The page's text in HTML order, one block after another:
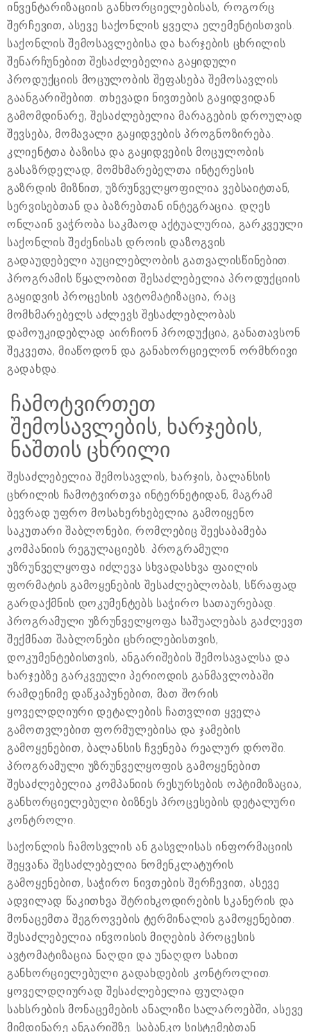
ინვენტარიზაციის განხორციელებისას, როგორც
შერჩევით, ასევე საქონლის ყველა ელემენტისთვის.
საქონლის შემოსავლებისა და ხარჯების ცხრილის
შენარჩუნებით შესაძლებელია გაყიდული
პროდუქციის მოცულობის შეფასება შემოსავლის
გაანგარიშებით. თხევადი ნივთების გაყიდვიდან
გამომდინარე, შესაძლებელია მარაგების დროულად
შევსება, მომავალი გაყიდვების პროგნოზირება.
კლიენტთა ბაზისა და გაყიდვების მოცულობის
გასაზრდელად, მომხმარებელთა ინტერესის
გაზრდის მიზნით, უზრუნველყოფილია ვებსაიტთან,
სერვისებთან და ბაზრებთან ინტეგრაცია. დღეს
ონლაინ ვაჭრობა საკმაოდ აქტუალურია, გარკვეული
საქონლის შეძენისას დროის დაზოგვის
გადაუდებელი აუცილებლობის გათვალისწინებით.
პროგრამის წყალობით შესაძლებელია პროდუქციის
გაყიდვის პროცესის ავტომატიზაცია, რაც
მომხმარებელს აძლევს შესაძლებლობას
დამოუკიდებლად აირჩიონ პროდუქცია, განათავსონ
შეკვეთა, მიაწოდონ და განახორციელონ ორმხრივი
გადახდა.
ჩამოტვირთეთ
შემოსავლების, ხარჯების,
ნაშთის ცხრილი
შესაძლებელია შემოსავლის, ხარჯის, ბალანსის
ცხრილის ჩამოტვირთვა ინტერნეტიდან, მაგრამ
ბევრად უფრო მოსახერხებელია გამოიყენო
საკუთარი შაბლონები, რომლებიც შეესაბამება
კომპანიის რეგულაციებს. პროგრამული
უზრუნველყოფა იძლევა სხვადასხვა ფაილის
ფორმატის გამოყენების შესაძლებლობას, სწრაფად
გარდაქმნის დოკუმენტებს საჭირო სათაურებად.
პროგრამული უზრუნველყოფა საშუალებას გაძლევთ
შექმნათ შაბლონები ცხრილებისთვის,
დოკუმენტებისთვის, ანგარიშების შემოსავალსა და
ხარჯებზე გარკვეული პერიოდის განმავლობაში
რამდენიმე დაწკაპუნებით, მათ შორის
ყოველდღიური დეტალების ჩათვლით ყველა
გამოთვლებით ფორმულებისა და ჯამების
გამოყენებით, ბალანსის ჩვენება რეალურ დროში.
პროგრამული უზრუნველყოფის გამოყენებით
შესაძლებელია კომპანიის რესურსების ოპტიმიზაცია,
განხორციელებული ბიზნეს პროცესების დეტალური
კონტროლი.
საქონლის ჩამოსვლის ან გასვლისას ინფორმაციის
შეყვანა შესაძლებელია ნომენკლატურის
გამოყენებით, საჭირო ნივთების შერჩევით, ასევე
ადვილად წაკითხვა შტრიხკოდირების სკანერის და
მონაცემთა შეგროვების ტერმინალის გამოყენებით.
შესაძლებელია ინვოისის მიღების პროცესის
ავტომატიზაცია ნაღდი და უნაღდო სახით
განხორციელებული გადახდების კონტროლით.
ყოველდღიურად შესაძლებელია ფულადი
სახსრების მონაცემების ანალიზი სალაროებში, ასევე
მიმდინარე ანგარიშზე. საბანკო სისტემებთან